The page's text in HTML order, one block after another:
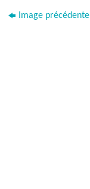
Image précédente